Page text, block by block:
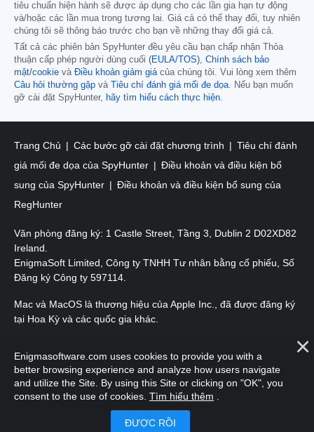
tiêu chuẩn hiện hành sẽ được áp dụng cho các lần gia hạn tự động
và/hoặc các lần mua trong tương lai. Giá cả có thể thay đổi, tuy nhiên
chúng tôi sẽ thông báo trước cho bạn về những thay đổi giá cả.
Tất cả các phiên bản SpyHunter đều yêu cầu bạn chấp nhận Thỏa
thuận cấp phép người dùng cuối (EULA/TOS), Chính sách bảo
mật/cookie và Điều khoản giảm giácủa chúng tôi. Vui lòng xem thêm
Câu hỏi thường gặp và Tiêu chí đánh giá mối đe dọa. Nếu bạn muốn
gỡ cài đặt SpyHunter, hãy tìm hiểu cách thực hiện.
Trang Chủ Các bước gỡ cài đặt chương trình
Tiêu chí đánh
giá mối đe dọa của SpyHunter
Điều khoản và điều kiện bổ
sung của SpyHunter
Điều khoản và điều kiện bổ sung của
RegHunter
Văn phòng đăng ký: 1 Castle Street, Tầng 3, Dublin 2 D02XD82
Ireland.
EnigmaSoft Limited, Công ty TNHH Tư nhân bằng cổ phiếu, Số
Đăng ký Công ty 597114.
Mac và MacOS là thương hiệu của Apple Inc., đã được đăng ký
tại Hoa Kỳ và các quốc gia khác.
lưu.
Enigmasoftware.com uses cookies to provide you with a
better browsing experience and analyze how users navigate
and utilize the Site. By using this Site or clicking on "OK", you
consent to the use of cookies. Tìm hiểu thêm